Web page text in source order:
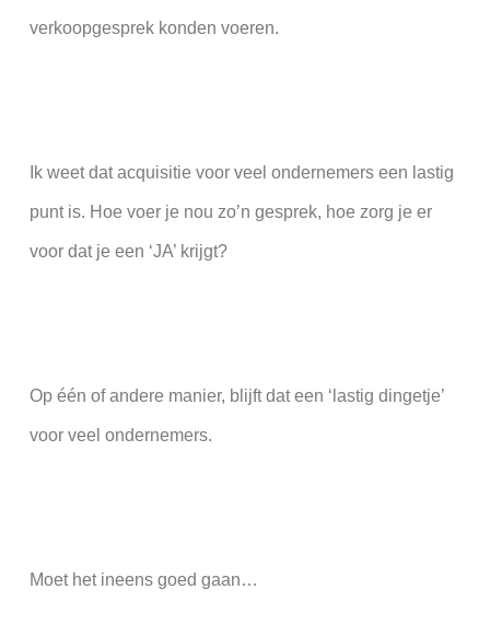
verkoopgesprek konden voeren.
Ik weet dat acquisitie voor veel ondernemers een lastig
punt is. Hoe voer je nou zo’n gesprek, hoe zorg je er
voor dat je een ‘JA’ krijgt?
Op één of andere manier, blijft dat een ‘lastig dingetje’
voor veel ondernemers.
Moet het ineens goed gaan…